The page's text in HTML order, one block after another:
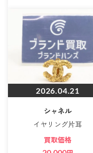
2026.04.21
シャネル
イヤリング片耳
買取価格